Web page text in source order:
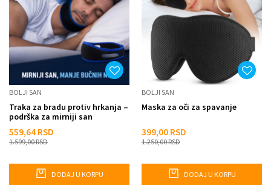
BOLJI SAN
Traka za bradu protiv hrkanja –
podrška za mirniji san
559,64 RSD
1.599,00RSD
DODAJ U KORPU
BOLJI SAN
Maska za oči za spavanje
399,00 RSD
1.250,00RSD
DODAJ U KORPU